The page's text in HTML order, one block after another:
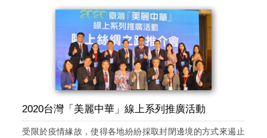
2020台灣「美麗中華」線上系列推廣活動
受限於疫情緣故，使得各地紛紛採取封閉邊境的方式來遏止